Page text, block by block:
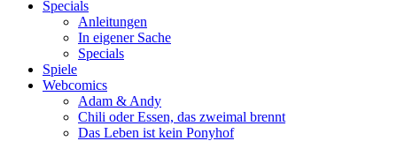
Specials
Anleitungen
In eigener Sache
Specials
Spiele
Webcomics
Adam & Andy
Chili oder Essen, das zweimal brennt
Das Leben ist kein Ponyhof